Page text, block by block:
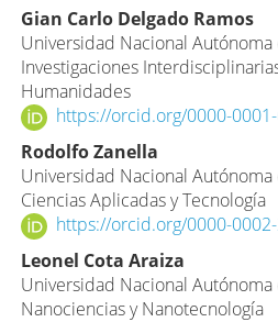
Contenido
principal
del
artículo
Gian Carlo Delgado Ramos
Universidad Nacional
Investigaciones
Humanidades
https://orcid.org/0000-
Rodolfo Zanella
Universidad Nacional
Ciencias Aplicadas y Tecnología
https://orcid.org/0000-
Leonel Cota Araiza
Universidad Nacional
Nanociencias y Nanotecnología